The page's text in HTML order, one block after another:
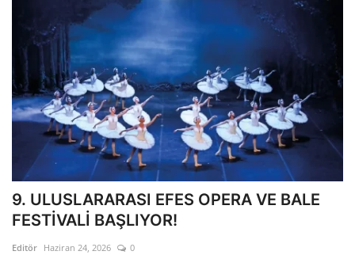
9. ULUSLARARASI EFES OPERA VE BALE
FESTİVALİ BAŞLIYOR!
Editör Haziran 24, 2026 0